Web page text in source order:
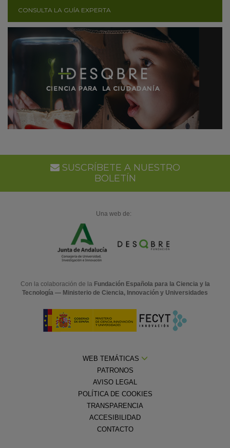
CONSULTA LA GUÍA EXPERTA
SUSCRÍBETE A NUESTRO
BOLETÍN
Una web de:
Con la colaboración de la Fundación Española para la Ciencia y la
Tecnología — Ministerio de Ciencia, Innovación y Universidades
WEB TEMÁTICAS
PATRONOS
AVISO LEGAL
POLÍTICA DE COOKIES
TRANSPARENCIA
ACCESIBILIDAD
CONTACTO